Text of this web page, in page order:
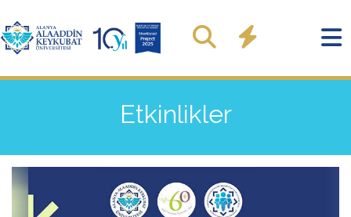
Etkinlikler